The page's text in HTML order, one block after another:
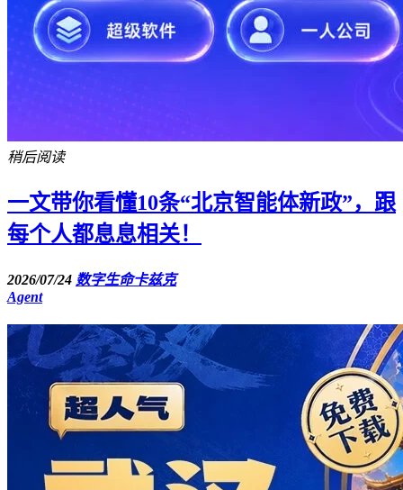
稍后阅读
一文带你看懂10条“北京智能体新政”，跟
每个人都息息相关！
2026/07/24 数字生命卡兹克
Agent